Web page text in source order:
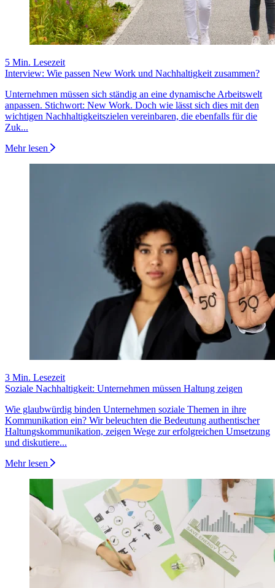
5 Min. Lesezeit
Interview: Wie passen New Work und Nachhaltigkeit zusammen?
Unternehmen müssen sich ständig an eine dynamische Arbeitswelt
anpassen. Stichwort: New Work. Doch wie lässt sich dies mit den
wichtigen Nachhaltigkeitszielen vereinbaren, die ebenfalls für die
Zuk...
Mehr lesen
3 Min. Lesezeit
Soziale Nachhaltigkeit: Unternehmen müssen Haltung zeigen
Wie glaubwürdig binden Unternehmen soziale Themen in ihre
Kommunikation ein? Wir beleuchten die Bedeutung authentischer
Haltungskommunikation, zeigen Wege zur erfolgreichen Umsetzung
und diskutiere...
Mehr lesen